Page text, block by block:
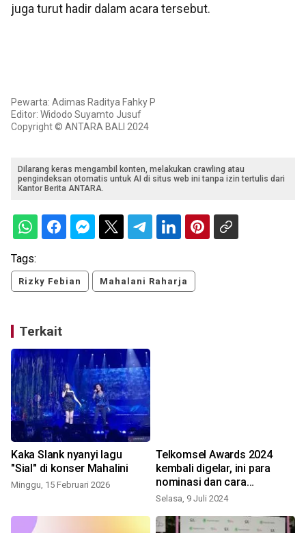
juga turut hadir dalam acara tersebut.
Pewarta: Adimas Raditya Fahky P
Editor: Widodo Suyamto Jusuf
Copyright © ANTARA BALI 2024
Dilarang keras mengambil konten, melakukan crawling atau
pengindeksan otomatis untuk AI di situs web ini tanpa izin tertulis dari
Kantor Berita ANTARA.
Tags:
Rizky Febian Mahalani Raharja
Terkait
Kaka Slank nyanyi lagu
"Sial" di konser Mahalini
Minggu, 15 Februari 2026
Telkomsel Awards 2024
kembali digelar, ini para
nominasi dan cara
memilihnya
Selasa, 9 Juli 2024